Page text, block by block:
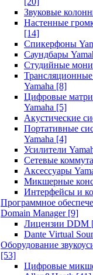
Звуковые
Настенные
[14]
Спикерфоны
Саундбары
Студийные
Yamaha [8]
Цифровые
Yamaha [5]
Акустические
Портативные
Yamaha [4]
Усилители
Сетевые
Аксессуары
Микшерные
Интерфейсы и
Программное
Domain Manager [9]
Лицензии DDM
Dante Virtual
Оборудование
[53]
Цифровые